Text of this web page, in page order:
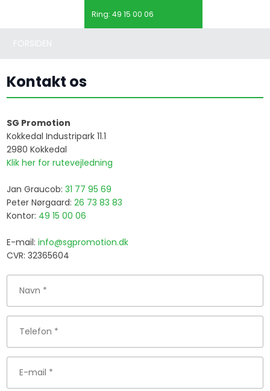
Ring: 49 15 00 06
FORSIDEN
Kontakt os​
SG Promotion
Kokkedal Industripark 11.1
​2980 Kokkedal
Klik her for rutevejledning
Jan Graucob: 31 77 95 69
Peter Nørgaard: 26 73 83 83
Kontor: 49 15 00 06
E-mail: info@sgpromotion.dk
CVR: 32365604